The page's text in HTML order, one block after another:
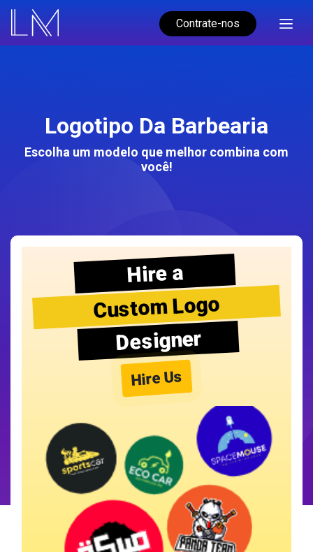
Contrate-nos
Logotipo Da Barbearia
Escolha um modelo que melhor combina com
você!
Hire a
Custom Logo
Designer
Hire Us